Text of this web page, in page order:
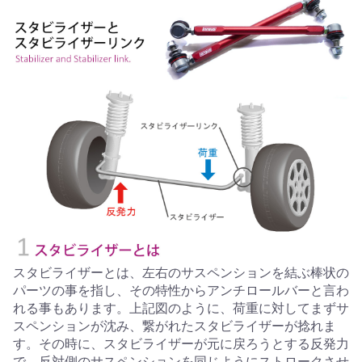
スタビライザーとは、左右のサスペンションを結ぶ棒状の
パーツの事を指し、その特性からアンチロールバーと言わ
れる事もあります。上記図のように、荷重に対してまずサ
スペンションが沈み、繋がれたスタビライザーが捻れま
す。その時に、スタビライザーが元に戻ろうとする反発力